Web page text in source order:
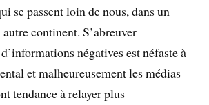
se passent loin de nous, dans un
continent. S’abreuver
négatives est néfaste à
et malheureusement les médias
tendance à relayer plus